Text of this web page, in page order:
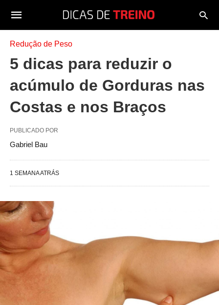
Redução de Peso
5 dicas para reduzir o
acúmulo de Gorduras nas
Costas e nos Braços
PUBLICADO POR
Gabriel Bau
1 SEMANA ATRÁS